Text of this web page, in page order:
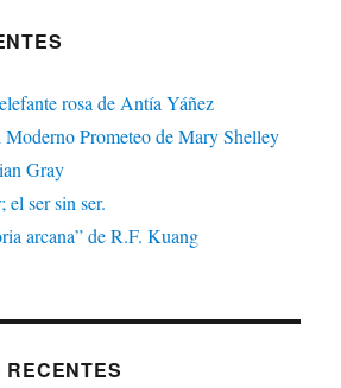
rosa de Antía Yáñez
Moderno Prometeo de Mary Shelley
Gray
el ser sin ser.
arcana” de R.F. Kuang
RECENTES